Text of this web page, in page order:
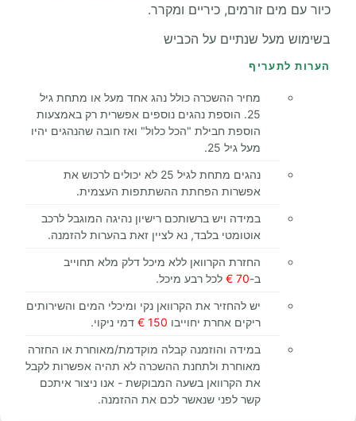
כיור עם מים זורמים, כיריים ומקרר.
בשימוש מעל שנתיים על הכביש
הערות לתעריף
מחיר ההשכרה כולל נהג אחד מעל או מתחת גיל
25. הוספת נהגים נוספים אפשרית רק באמצעות
הוספת חבילת "הכל כלול" ואז חובה שהנהגים יהיו
מעל גיל 25.
נהגים מתחת לגיל 25 לא יכולים לרכוש את
אפשרות הפחתת ההשתתפות העצמית.
במידה ויש ברשותכם רישיון נהיגה המוגבל לרכב
אוטומטי בלבד, נא לציין זאת בהערות להזמנה.
החזרת הקרוואן ללא מיכל דלק מלא תחוייב
ב-70
€ לכל רבע מיכל.
יש להחזיר את הקרוואן נקי ומיכלי המים והשירותים
ריקים אחרת יחוייבו 150
€ דמי ניקוי.
במידה והוזמנה קבלה מוקדמת/מאוחרת או החזרה
מאוחרת ולתחנת ההשכרה לא תהיה אפשרות לקבל
את הקרוואן בשעה המבוקשת - אנו ניצור איתכם
קשר לפני שנאשר לכם את ההזמנה.